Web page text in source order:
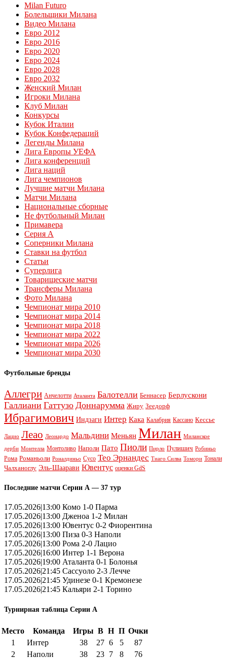
Milan Futuro
Болельщики Милана
Видео Милана
Евро 2012
Евро 2016
Евро 2020
Евро 2024
Евро 2028
Евро 2032
Женский Милан
Игроки Милана
Клуб Милан
Конкурсы
Кубок Италии
Кубок Конфедераций
Легенды Милана
Лига Европы УЕФА
Лига конференций
Лига наций
Лига чемпионов
Лучшие матчи Милана
Матчи Милана
Национальные сборные
Не футбольный Милан
Примавера
Серия А
Соперники Милана
Ставки на футбол
Статьи
Суперлига
Товарищеские матчи
Трансферы Милана
Фото Милана
Чемпионат мира 2010
Чемпионат мира 2014
Чемпионат мира 2018
Чемпионат мира 2022
Чемпионат мира 2026
Чемпионат мира 2030
Футбольные бренды
Аллегри Анчелотти Аталанта Балотелли Беннасер Берлускони
Галлиани Гаттузо Доннарумма Жиру Зеедорф
Ибрагимович Индзаги Интер Кака Калабрия Кассано Кессье
Лацио Леао Леонардо Мальдини Меньян Милан Миланское
дерби Монтелла Монтоливо Наполи Пато Пиоли Пирло Пулишич Робиньо
Рома Романьоли Роналдиньо Сусо Тео Эрнандес Тиаго Силва Томори Тонали
Чалханоглу Эль-Шаарави Ювентус оценки GdS
Последние матчи Серии А — 37 тур
17.05.2026|13:00 Комо 1-0 Парма
17.05.2026|13:00 Дженоа 1-2 Милан
17.05.2026|13:00 Ювентус 0-2 Фиорентина
17.05.2026|13:00 Пиза 0-3 Наполи
17.05.2026|13:00 Рома 2-0 Лацио
17.05.2026|16:00 Интер 1-1 Верона
17.05.2026|19:00 Аталанта 0-1 Болонья
17.05.2026|21:45 Сассуоло 2-3 Лечче
17.05.2026|21:45 Удинезе 0-1 Кремонезе
17.05.2026|21:45 Кальяри 2-1 Торино
Турнирная таблица Серии А
Место Команда Игры В Н П Очки
1
Интер 38 27 6 5
87
2
Наполи 38 23 7 8
76